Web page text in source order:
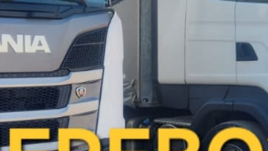
востребован. Так,
отношение к ракетной
вам различные виды
Цена за тонну